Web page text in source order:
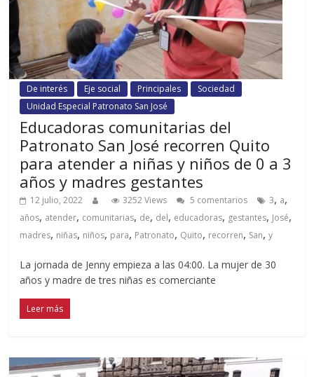
De interés Eje social Principales
Sociedad
Unidad Especial Patronato San José
Educadoras comunitarias del
Patronato San José recorren Quito
para atender a niñas y niños de 0 a 3
años y madres gestantes
12 julio, 2022 3252 Views 5 comentarios 3, a,
años, atender, comunitarias, de, del, educadoras, gestantes, José,
madres, niñas, niños, para, Patronato, Quito, recorren, San,y
La jornada de Jenny empieza a las 04:00. La mujer de 30
años y madre de tres niñas es comerciante
Leer más